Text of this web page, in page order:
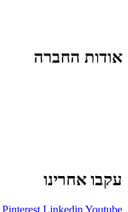
אודות החברה
עקבו אחרינו